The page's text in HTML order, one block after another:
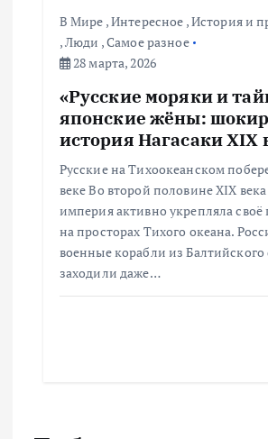
В Мире ,Интересное ,История и
,Люди ,Самое разное
28 марта, 2026
«Русские моряки и
японские жёны:
история Нагасаки XIX
Русские на Тихоокеанском
веке Во второй половине XIX
империя активно укрепляла своё
на просторах Тихого океана.
военные корабли из Балтийского
заходили даже…